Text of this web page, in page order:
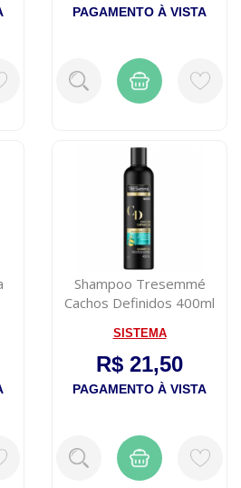
PAGAMENTO À VISTA
Shampoo Tresemmé
Cachos Definidos 400ml
SISTEMA
R$ 21,50
PAGAMENTO À VISTA